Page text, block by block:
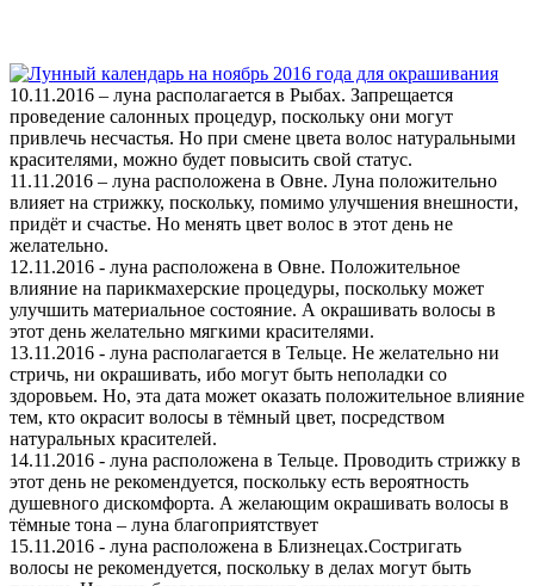
10.11.2016 – луна располагается в Рыбах. Запрещается
проведение салонных процедур, поскольку они могут
привлечь несчастья. Но при смене цвета волос натуральными
красителями, можно будет повысить свой статус.
11.11.2016 – луна расположена в Овне. Луна положительно
влияет на стрижку, поскольку, помимо улучшения внешности,
придёт и счастье. Но менять цвет волос в этот день не
желательно.
12.11.2016 - луна расположена в Овне. Положительное
влияние на парикмахерские процедуры, поскольку может
улучшить материальное состояние. А окрашивать волосы в
этот день желательно мягкими красителями.
13.11.2016 - луна располагается в Тельце. Не желательно ни
стричь, ни окрашивать, ибо могут быть неполадки со
здоровьем. Но, эта дата может оказать положительное влияние
тем, кто окрасит волосы в тёмный цвет, посредством
натуральных красителей.
14.11.2016 - луна расположена в Тельце. Проводить стрижку в
этот день не рекомендуется, поскольку есть вероятность
душевного дискомфорта. А желающим окрашивать волосы в
тёмные тона – луна благоприятствует
15.11.2016 - луна расположена в Близнецах.Состригать
волосы не рекомендуется, поскольку в делах могут быть